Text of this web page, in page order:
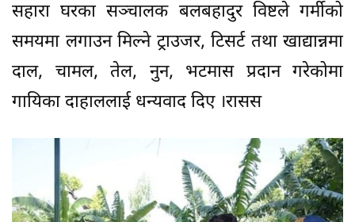
सहारा घरका सञ्चालक बलबहादुर विष्टले गर्मीको
समयमा लगाउन मिल्ने ट्राउजर, टिसर्ट तथा खाद्यान्नमा
दाल, चामल, तेल, नुन, भटमास प्रदान गरेकोमा
गायिका दाहाललाई धन्यवाद दिए ।रासस